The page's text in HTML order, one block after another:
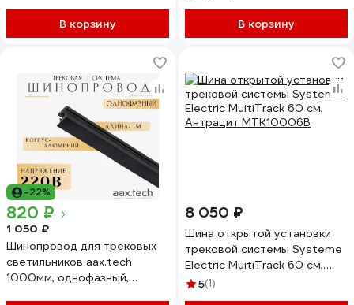
В корзину
В корзину
-22%
820 ₽
1 050 ₽
Шинопровод для трековых
светильников aax.tech
1000мм, однофазный,
8 050 ₽
Шина открытой установки
трековой системы Systeme
Electric MuitiTrack 60 см,
Антрацит MTK10006B
5(1)